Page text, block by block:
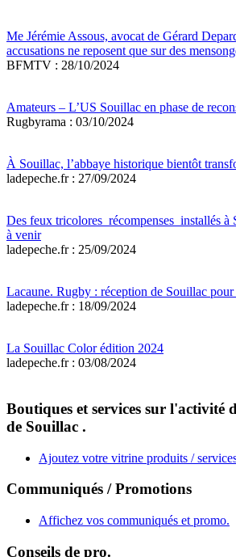
Me Jérémie Assous, avocat de Gérard
accusations ne reposent que sur des
BFMTV : 28/10/2024
Amateurs – L’US Souillac en phase de
Rugbyrama : 03/10/2024
À Souillac, l’abbaye historique bientôt
ladepeche.fr : 27/09/2024
Des feux tricolores récompenses installés à
à venir
ladepeche.fr : 25/09/2024
Lacaune. Rugby : réception de Souillac
ladepeche.fr : 18/09/2024
La Souillac Color édition 2024
ladepeche.fr : 03/08/2024
Boutiques et services sur l'activité
de Souillac .
Ajoutez votre vitrine produits /
Communiqués / Promotions
Affichez vos communiqués et promo.
Conseils de pro.